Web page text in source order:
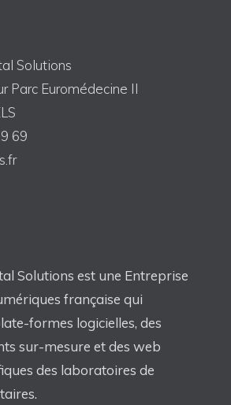
Solutions
Parc Euromédecine II
69
Solutions est une Entreprise
française qui
formes logicielles, des
sur-mesure et des web
des laboratoires de